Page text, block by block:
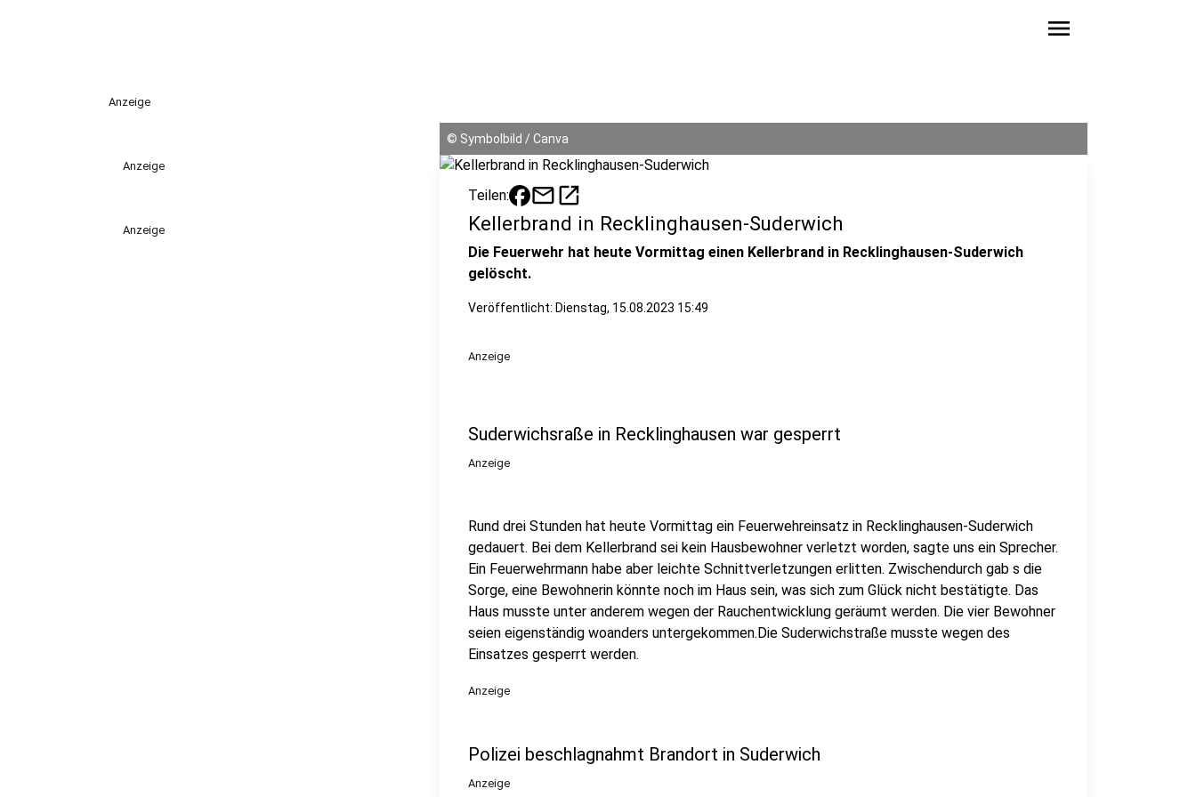
menu
Anzeige
Anzeige
Anzeige
© Symbolbild / Canva
Teilen: mailopen_in_new
Kellerbrand in Recklinghausen-Suderwich
Die Feuerwehr hat heute Vormittag einen Kellerbrand in Recklinghausen-Suderwich
gelöscht.
Veröffentlicht: Dienstag, 15.08.2023 15:49
Anzeige
Suderwichsraße in Recklinghausen war gesperrt
Anzeige
Rund drei Stunden hat heute Vormittag ein Feuerwehreinsatz in Recklinghausen-Suderwich
gedauert. Bei dem Kellerbrand sei kein Hausbewohner verletzt worden, sagte uns ein Sprecher.
Ein Feuerwehrmann habe aber leichte Schnittverletzungen erlitten. Zwischendurch gab s die
Sorge, eine Bewohnerin könnte noch im Haus sein, was sich zum Glück nicht bestätigte. Das
Haus musste unter anderem wegen der Rauchentwicklung geräumt werden. Die vier Bewohner
seien eigenständig woanders untergekommen.Die Suderwichstraße musste wegen des
Einsatzes gesperrt werden.
Anzeige
Polizei beschlagnahmt Brandort in Suderwich
Anzeige